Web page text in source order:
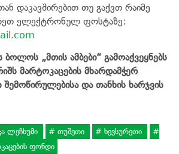
დაკავშირებით თუ გაქვთ რაიმე
ელექტრონულ ფოსტაზე:
„მთის ამბები“ გამოაქვეყნებს
მარტოკაცების მხარდამჭერ
და თანხის ხარჯვის
ლეჩხუმი თუშეთი
ხევსურეთი
ფონდი